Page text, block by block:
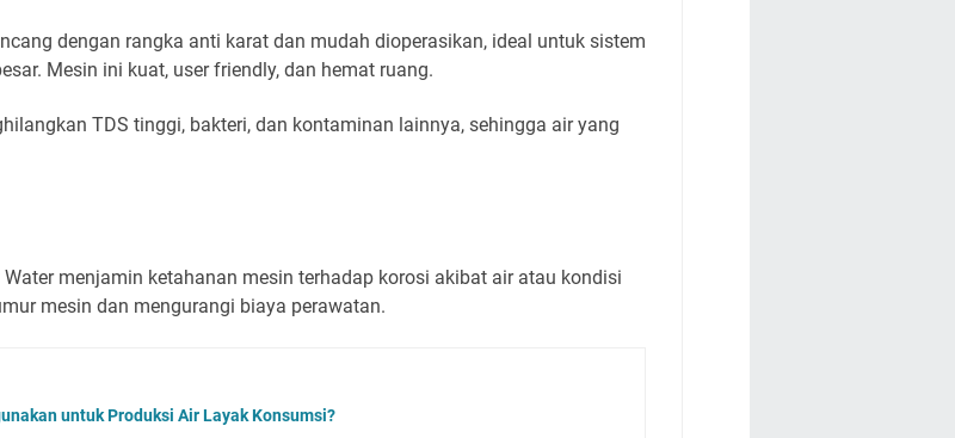
dengan rangka anti karat dan mudah dioperasikan, ideal untuk sistem
Mesin ini kuat, user friendly, dan hemat ruang.
TDS tinggi, bakteri, dan kontaminan lainnya, sehingga air yang
menjamin ketahanan mesin terhadap korosi akibat air atau kondisi
mesin dan mengurangi biaya perawatan.
untuk Produksi Air Layak Konsumsi?